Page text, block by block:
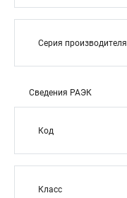
Серия производителя
Сведения РАЭК
Код
Класс